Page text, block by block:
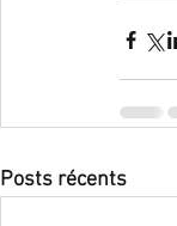
Posts récents